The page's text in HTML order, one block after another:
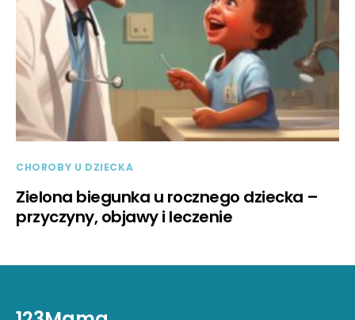
CHOROBY U DZIECKA
Zielona biegunka u rocznego dziecka –
przyczyny, objawy i leczenie